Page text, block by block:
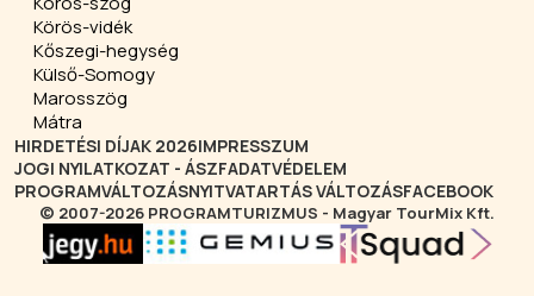
Körös-vidék
Kőszegi-hegység
Külső-Somogy
Marosszög
Mátra
HIRDETÉSI DÍJAK 2026IMPRESSZUM
JOGI NYILATKOZAT - ÁSZFADATVÉDELEM
PROGRAMVÁLTOZÁSNYITVATARTÁS VÁLTOZÁSFACEBOOK
© 2007-2026 PROGRAMTURIZMUS - Magyar TourMix Kft.